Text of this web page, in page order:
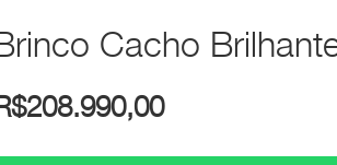
Cacho
208.990,00